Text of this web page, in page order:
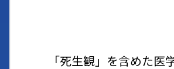
「死生観」を含めた医